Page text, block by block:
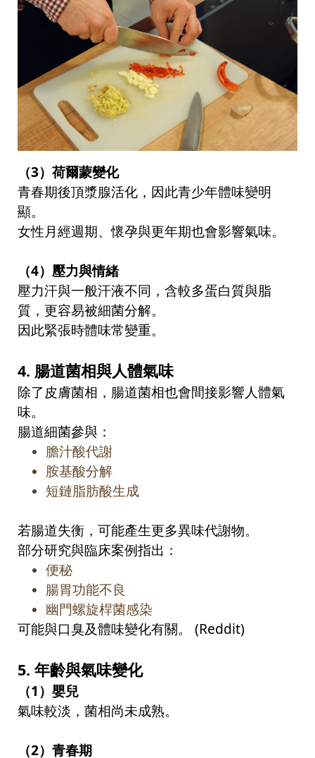
（3）荷爾蒙變化
青春期後頂漿腺活化，因此青少年體味變明
顯。
女性月經週期、懷孕與更年期也會影響氣味。
（4）壓力與情緒
壓力汗與一般汗液不同，含較多蛋白質與脂
質，更容易被細菌分解。
因此緊張時體味常變重。
4. 腸道菌相與人體氣味
除了皮膚菌相，腸道菌相也會間接影響人體氣
味。
腸道細菌參與：
膽汁酸代謝
胺基酸分解
短鏈脂肪酸生成
若腸道失衡，可能產生更多異味代謝物。
部分研究與臨床案例指出：
便秘
腸胃功能不良
幽門螺旋桿菌感染
可能與口臭及體味變化有關。
(Reddit)
5. 年齡與氣味變化
（1 ）嬰兒
氣味較淡，菌相尚未成熟。
（2）青春期